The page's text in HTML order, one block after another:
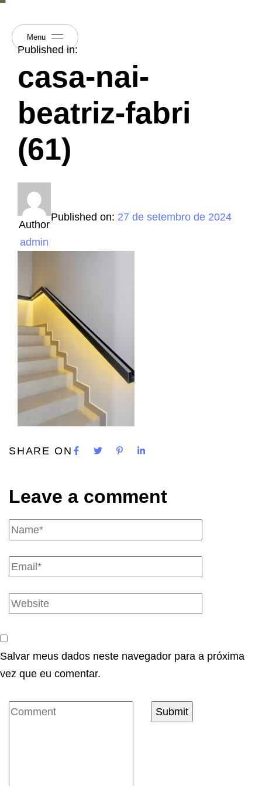
Menu
Published in:
casa-nai-
beatriz-fabri
(61)
Author
admin
Published on: 27 de setembro de 2024
SHARE ON
Leave a comment
Salvar meus dados neste navegador para a próxima
vez que eu comentar.